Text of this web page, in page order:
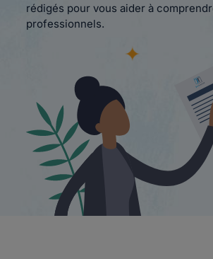
rédigés pour vous aider à
professionnels.